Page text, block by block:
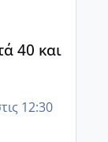
40 και
12:30